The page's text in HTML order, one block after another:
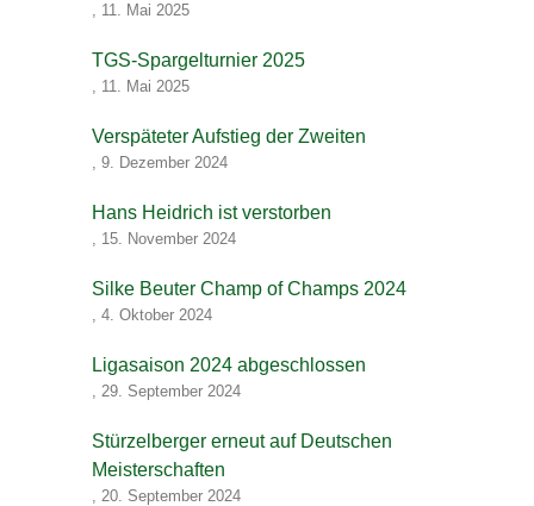
, 11. Mai 2025
TGS-Spargelturnier 2025
, 11. Mai 2025
Verspäteter Aufstieg der Zweiten
, 9. Dezember 2024
Hans Heidrich ist verstorben
, 15. November 2024
Silke Beuter Champ of Champs 2024
, 4. Oktober 2024
Ligasaison 2024 abgeschlossen
, 29. September 2024
Stürzelberger erneut auf Deutschen
Meisterschaften
, 20. September 2024